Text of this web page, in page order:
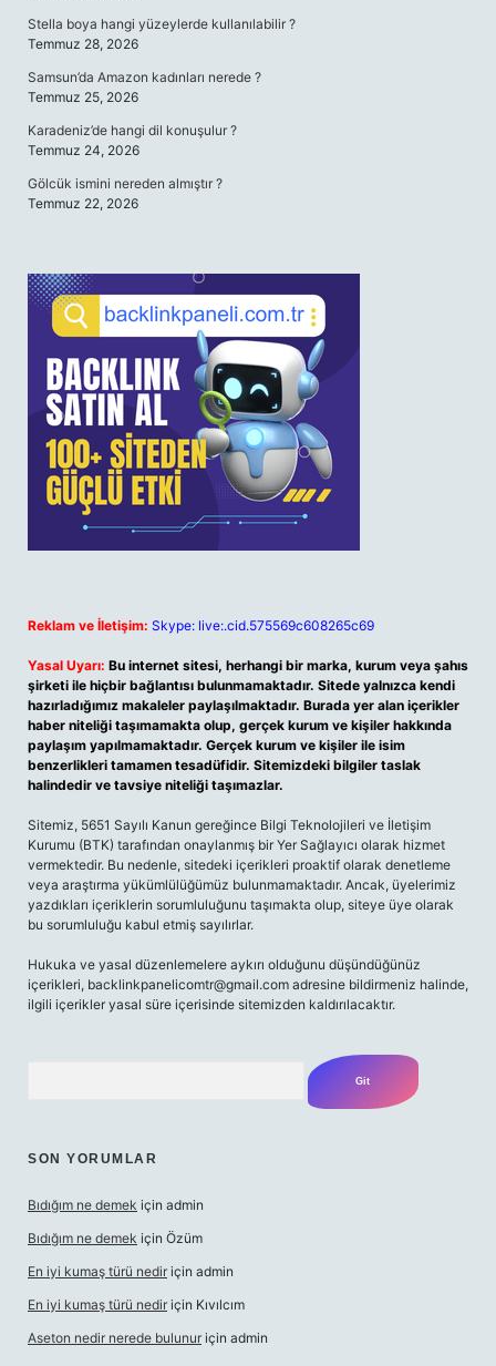
Stella boya hangi yüzeylerde kullanılabilir ?
Temmuz 28, 2026
Samsun’da Amazon kadınları nerede ?
Temmuz 25, 2026
Karadeniz’de hangi dil konuşulur ?
Temmuz 24, 2026
Gölcük ismini nereden almıştır ?
Temmuz 22, 2026
Reklam ve İletişim: Skype: live:.cid.575569c608265c69
Yasal Uyarı: Bu internet sitesi, herhangi bir marka, kurum veya şahıs
şirketi ile hiçbir bağlantısı bulunmamaktadır. Sitede yalnızca kendi
hazırladığımız makaleler paylaşılmaktadır. Burada yer alan içerikler
haber niteliği taşımamakta olup, gerçek kurum ve kişiler hakkında
paylaşım yapılmamaktadır. Gerçek kurum ve kişiler ile isim
benzerlikleri tamamen tesadüfidir. Sitemizdeki bilgiler taslak
halindedir ve tavsiye niteliği taşımazlar.
Sitemiz, 5651 Sayılı Kanun gereğince Bilgi Teknolojileri ve İletişim
Kurumu (BTK) tarafından onaylanmış bir Yer Sağlayıcı olarak hizmet
vermektedir. Bu nedenle, sitedeki içerikleri proaktif olarak denetleme
veya araştırma yükümlülüğümüz bulunmamaktadır. Ancak, üyelerimiz
yazdıkları içeriklerin sorumluluğunu taşımakta olup, siteye üye olarak
bu sorumluluğu kabul etmiş sayılırlar.
Hukuka ve yasal düzenlemelere aykırı olduğunu düşündüğünüz
içerikleri, backlinkpanelicomtr@gmail.com adresine bildirmeniz halinde,
ilgili içerikler yasal süre içerisinde sitemizden kaldırılacaktır.
SON YORUMLAR
Bıdığım ne demek için admin
Bıdığım ne demek için Özüm
En iyi kumaş türü nedir için admin
En iyi kumaş türü nedir için Kıvılcım
Aseton nedir nerede bulunur için admin